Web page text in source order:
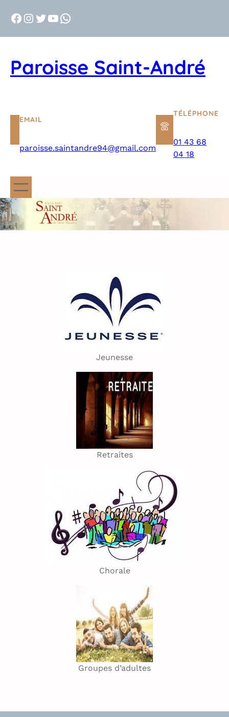
Facebook
Instagram
Twitter
YouTube
WhatsApp
Paroisse Saint-André
EMAIL
paroisse.saintandre94@gmail.com
TÉLÉPHONE
01 43 68
04 18
Jeunesse
Retraites
Chorale
Groupes d’adultes